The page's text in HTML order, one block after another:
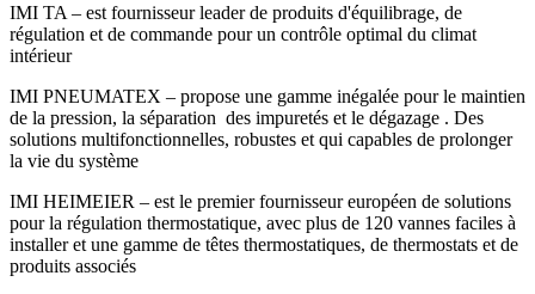
IMI TA – est fournisseur leader de produits d'équilibrage, de
régulation et de commande pour un contrôle optimal du climat
intérieur
IMI PNEUMATEX – propose une gamme inégalée pour le maintien
de la pression, la séparation des impuretés et le dégazage . Des
solutions multifonctionnelles, robustes et qui capables de prolonger
la vie du système​
IMI HEIMEIER – est le premier fournisseur européen de solutions
pour la régulation thermostatique, avec plus de 120 vannes faciles à
installer et une gamme de têtes thermostatiques, de thermostats et de
produits associés